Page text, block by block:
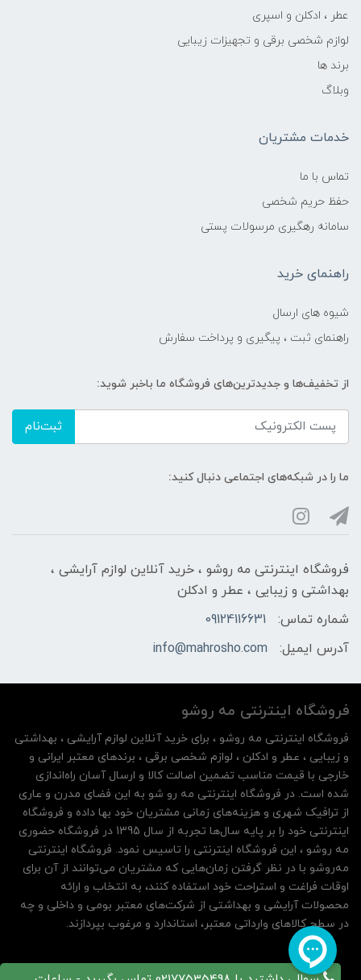
عطر ، ادکلن و اسپری
لوازم شخصی برقی و تجهیزات زیبایی
برند ها
وبلاگ
خدمات مشتریان
تماس با ما
حفظ حریم شخصی
سامانه رهگیری مرسولات پستی
راهنمای خرید
شیوه های ارسال
راهنمای ثبت ، پیگیری و پرداخت سفارش
از تخفیف‌ها و جدیدترین‌های فروشگاه ما باخبر شوید:
ثبت‌نام
ما را در شبکه‌های اجتماعی دنبال کنید:
فروشگاه اینترنتی مه‌ رو‌شو ، خرید آنلاین لوازم آرایشی ،
بهداشتی و زیبایی ، عطر و ادکلن
شماره تماس:
09124116631
آدرس ایمیل:
info@mahrosho.com
فروشگاه اینترنتی مه‌ رو‌شو
فروشگاه اینترنتی مه‌ رو‌شو ، برای خرید آنلاین لوازم آرایشی ، بهداشتی
و زیبایی ، عطر و ادکلن ، لوازم شخصی برقی ، برندهای معتبر ایرانی و
خارجی با قیمت مناسب تضمین اصالت کالا و ارسال آسان راه‌اندازی
شده است. در فروشگاه اینترنتی مه رو شو به این فضای مدرن و عاری
از ترافیک شهری و هزینه‌های زمانی مشتریان خود بها داده و فروشگاه
اینترنتی خود را بر پایه سال‌ها تجربه از سال 1395 در فروشگاه حضوری
مه روشو ، این فروشگاه اینترنتی را تاسیس نمود. فروشگاه اینترنتی
مه‌رو‌شو با در نظر گرفتن زمان‌هایی که مشتریان می‌توانند از آن‌ برای
اوقات فراغت و استراحت خود استفاده کنند، به انتخاب و ارائه
محصولات آرایشی و بهداشتی از شرکت‌های معتبر بومی و داخلی و چه
در سطح کالاهای وارداتی معتبر، استاندارد و مرغوب بپردازند.